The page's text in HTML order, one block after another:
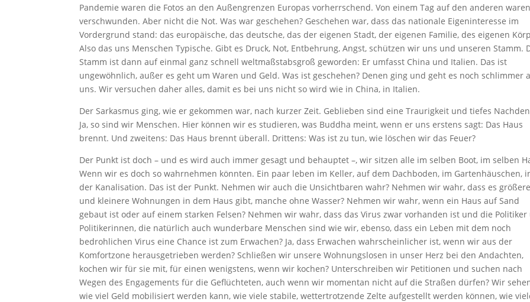
Pandemie waren die Fotos an den Außengrenzen Europas vorherrschend. Von einem Tag auf den anderen
verschwunden. Aber nicht die Not. Was war geschehen? Geschehen war, dass das nationale Eigeninteresse im
Vordergrund stand: das europäische, das deutsche, das der eigenen Stadt, der eigenen Familie, des eigenen
Also das uns Menschen Typische. Gibt es Druck, Not, Entbehrung, Angst, schützen wir uns und unseren Stamm.
Stamm ist dann auf einmal ganz schnell weltmaßstabsgroß geworden: Er umfasst China und Italien. Das ist
ungewöhnlich, außer es geht um Waren und Geld. Was ist geschehen? Denen ging und geht es noch schlimmer
uns. Wir versuchen daher alles, damit es bei uns nicht so wird wie in China, in Italien.
Der Sarkasmus ging, wie er gekommen war, nach kurzer Zeit. Geblieben sind eine Traurigkeit und tiefes
Ja, so sind wir Menschen. Hier können wir es studieren, was Buddha meint, wenn er uns erstens sagt: Das Haus
brennt. Und zweitens: Das Haus brennt überall. Drittens: Was ist zu tun, wie löschen wir das Feuer?
Der Punkt ist doch – und es wird auch immer gesagt und behauptet –, wir sitzen alle im selben Boot, im selben
Wenn wir es doch so wahrnehmen könnten. Ein paar leben im Keller, auf dem Dachboden, im Gartenhäuschen,
der Kanalisation. Das ist der Punkt. Nehmen wir auch die Unsichtbaren wahr? Nehmen wir wahr, dass es größere
und kleinere Wohnungen in dem Haus gibt, manche ohne Wasser? Nehmen wir wahr, wenn ein Haus auf Sand
gebaut ist oder auf einem starken Felsen? Nehmen wir wahr, dass das Virus zwar vorhanden ist und die Politiker
Politikerinnen, die natürlich auch wunderbare Menschen sind wie wir, ebenso, dass ein Leben mit dem noch
bedrohlichen Virus eine Chance ist zum Erwachen? Ja, dass Erwachen wahrscheinlicher ist, wenn wir aus der
Komfortzone herausgetrieben werden? Schließen wir unsere Wohnungslosen in unser Herz bei den Andachten,
kochen wir für sie mit, für einen wenigstens, wenn wir kochen? Unterschreiben wir Petitionen und suchen nach
Wegen des Engagements für die Geflüchteten, auch wenn wir momentan nicht auf die Straßen dürfen? Wir
wie viel Geld mobilisiert werden kann, wie viele stabile, wettertrotzende Zelte aufgestellt werden können, wie